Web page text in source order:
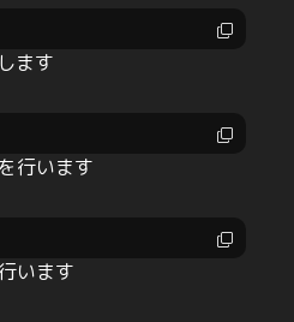
ます
行います
います